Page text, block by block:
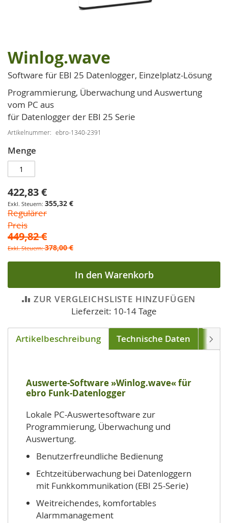
Zum
Anfang
der
Bildgalerie
springen
Winlog.wave
Software für EBI 25 Datenlogger, Einzelplatz-Lösung
Programmierung, Überwachung und Auswertung
vom PC aus
für Datenlogger der EBI 25 Serie
Artikelnummer ebro-1340-2391
Menge
Sonderpreis
422,83 €
355,32 €
Regulärer
Preis
449,82 €
378,00 €
In den Warenkorb
ZUR VERGLEICHSLISTE HINZUFÜGEN
Lieferzeit: 10-14 Tage
Artikelbeschreibung Technische Daten
Auswerte-Software »Winlog.wave« für
ebro Funk-Datenlogger
Lokale PC-Auswertesoftware zur
Programmierung, Überwachung und
Auswertung.
Benutzerfreundliche Bedienung
Echtzeitüberwachung bei Datenloggern
mit Funkkommunikation (EBI 25-Serie)
Weitreichendes, komfortables
Alarmmanagement